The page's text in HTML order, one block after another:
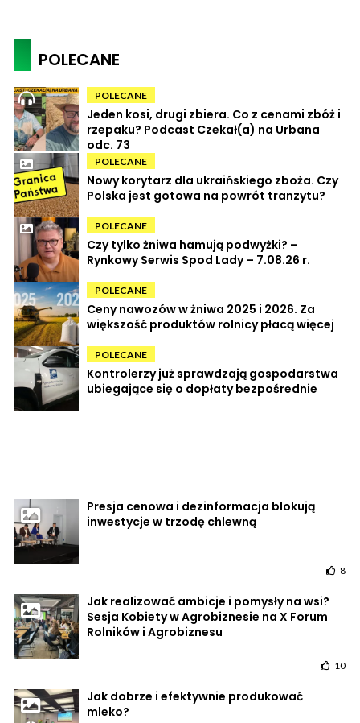
POLECANE
POLECANE
Jeden kosi, drugi zbiera. Co z cenami zbóż i
rzepaku? Podcast Czekał(a) na Urbana
odc. 73
POLECANE
Nowy korytarz dla ukraińskiego zboża. Czy
Polska jest gotowa na powrót tranzytu?
POLECANE
Czy tylko żniwa hamują podwyżki? –
Rynkowy Serwis Spod Lady – 7.08.26 r.
POLECANE
Ceny nawozów w żniwa 2025 i 2026. Za
większość produktów rolnicy płacą więcej
POLECANE
Kontrolerzy już sprawdzają gospodarstwa
ubiegające się o dopłaty bezpośrednie
Presja cenowa i dezinformacja blokują
inwestycje w trzodę chlewną
8
Jak realizować ambicje i pomysły na wsi?
Sesja Kobiety w Agrobiznesie na X Forum
Rolników i Agrobiznesu
10
Jak dobrze i efektywnie produkować
mleko?